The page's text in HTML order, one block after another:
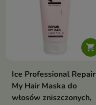

Ice Professional Repair
My Hair Maska do
włosów zniszczonych,